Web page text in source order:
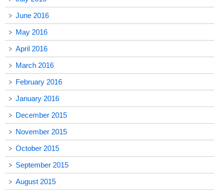
June 2016
May 2016
April 2016
March 2016
February 2016
January 2016
December 2015
November 2015
October 2015
September 2015
August 2015